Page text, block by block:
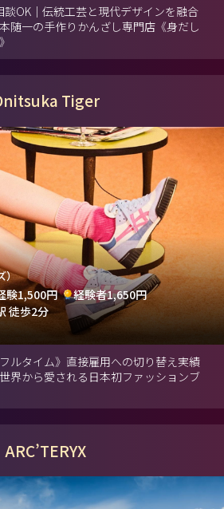
談OK｜伝統工芸と現代デザインを融合
随一の手作りかんざし専門店《身だし
Tiger
）
験1,500円
経験者1,650円
徒歩2分
ルタイム》直接雇用への切り替え実績
界から愛される日本初ファッションブ
ARC’TERYX